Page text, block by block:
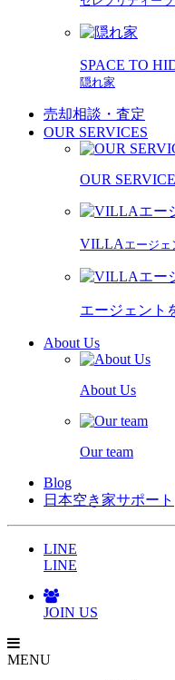
SPACE TO
隠れ家
売却相談・査定
OUR SERVICES
OUR
VILLA エージェ
エージェント
About Us
About Us
Our team
Blog
日本空き家サポート
LINE
LINE
JOIN US
MENU